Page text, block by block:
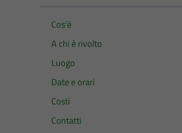
Cos'è
A chi è rivolto
Luogo
Date e orari
Costi
Contatti